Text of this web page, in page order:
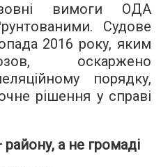
вимоги ОДА
Судове
2016 року, яким
оскаржено
порядку,
рішення у справі
а не громаді